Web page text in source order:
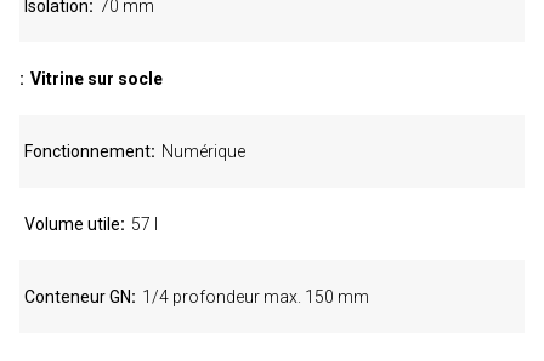
Isolation 70 mm
Vitrine sur socle
Fonctionnement Numérique
Volume utile 57 l
Conteneur GN 1/4 profondeur max. 150 mm